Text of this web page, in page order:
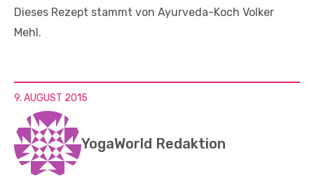
Dieses Rezept stammt von Ayurveda-Koch Volker
Mehl.
9. AUGUST 2015
YogaWorld Redaktion